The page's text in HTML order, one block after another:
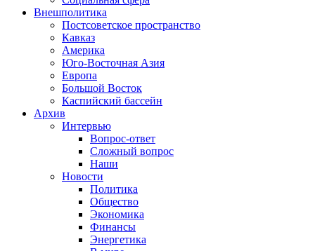
Внешполитика
Постсоветское пространство
Кавказ
Америка
Юго-Восточная Азия
Европа
Большой Восток
Каспийский бассейн
Архив
Интервью
Вопрос-ответ
Сложный вопрос
Наши
Новости
Политика
Общество
Экономика
Финансы
Энергетика